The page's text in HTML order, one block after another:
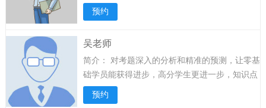
物系，专注于生物医学工程与生物技术领域。职
业成就:加入百度，负责人工智能大模型在医疗领
验:10年教育咨询与补课经验，擅长生物、化学、
医学基础及AP生物课程。...详情>>
预约
吴老师
简介：
对考题深入的分析和精准的预测，让零基
础学员能获得进步，高分学生更进一步，知识点
分析透彻，广受学生好评。课堂风格轻松活泼，
尤其擅长将考试知识与生活相联系，使学生便于
预约